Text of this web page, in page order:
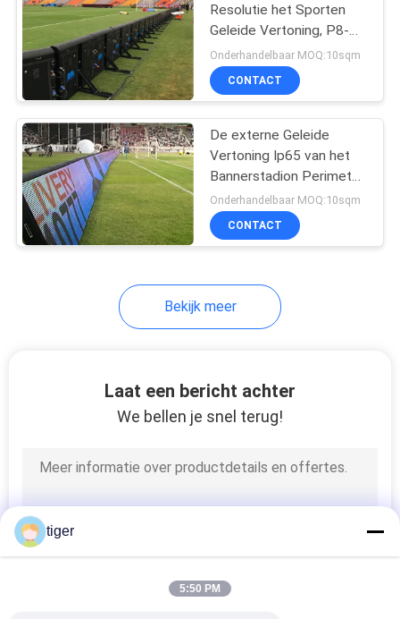
Binnen LEIDENE
Videomuur
122
LEIDENE Scherm
Transparante
LEIDENE Vertoning
Resolutie het Sporten
Geleide Vertoning, P8-
Voetbal Adverterende
Raad
Onderhandelbaar MOQ:10sqm
CONTACT
De externe Geleide
Vertoning Ip65 van het
Bannerstadion Perimeter
voor Voetbalgebied
Onderhandelbaar MOQ:10sqm
CONTACT
Bekijk meer
Laat een bericht achter
We bellen je snel terug!
tiger
5:50 PM